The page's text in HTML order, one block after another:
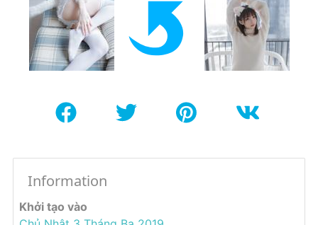
Information
Khởi tạo vào